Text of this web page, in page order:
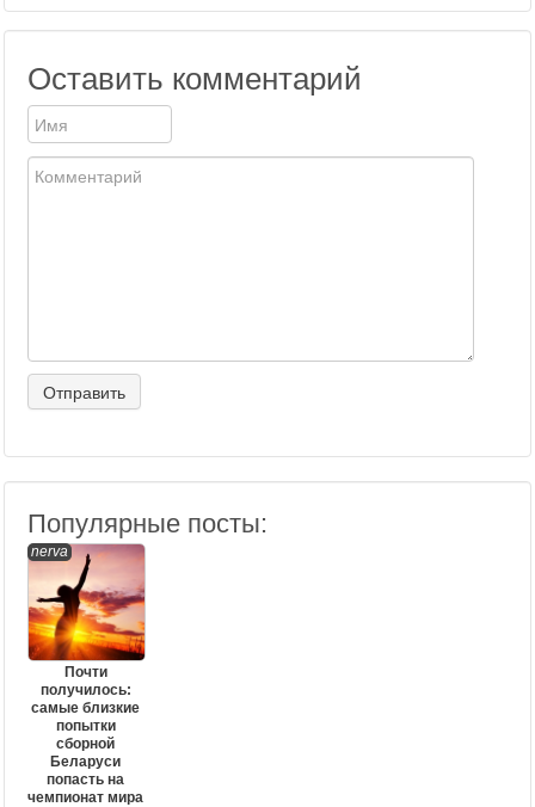
Оставить комментарий
Популярные посты:
nerva
Почти
получилось:
самые близкие
попытки
сборной
Беларуси
попасть на
чемпионат мира